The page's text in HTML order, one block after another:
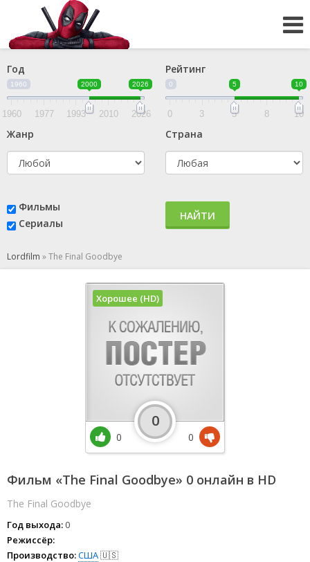
Год
1960 2000 2026
1960 1977 1993 2010 2026
Рейтинг
0 5 10
0 3 5 8 10
Жанр Страна
Фильмы
Сериалы
НАЙТИ
Lordfilm »The Final Goodbye
Фильм «The Final Goodbye» 0 онлайн в HD
The Final Goodbye
Год выхода:0
Режиссёр:
Производство:США🇺🇸
Хорошее (HD)
0
0
0